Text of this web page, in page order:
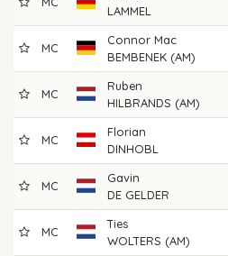
LAMMEL
MC
Connor Mac
BEMBENEK (AM)
MC
Ruben
HILBRANDS (AM)
MC
Florian
DINHOBL
MC
Gavin
DE GELDER
MC
Ties
WOLTERS (AM)